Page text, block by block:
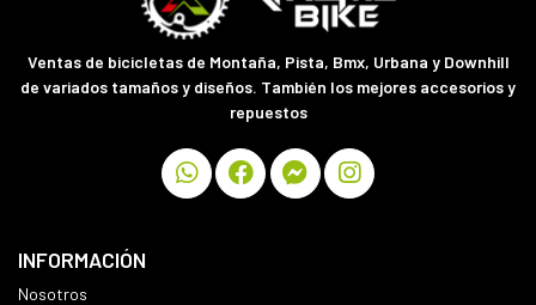
Ventas de bicicletas de Montaña, Pista, Bmx, Urbana y Downhill
de variados tamaños y diseños. También los mejores accesorios y
repuestos
INFORMACIÓN
Nosotros